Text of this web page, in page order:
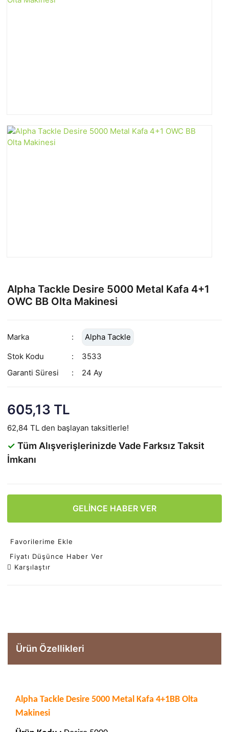
Alpha Tackle Desire 5000 Metal Kafa 4+1
OWC BB Olta Makinesi
Marka
Alpha Tackle
Stok Kodu
3533
Garanti Süresi
24 Ay
605,13 TL
62,84 TL den başlayan taksitlerle!
✓ Tüm Alışverişlerinizde Vade Farksız Taksit
İmkanı
GELİNCE HABER VER
Favorilerime Ekle
Fiyatı Düşünce Haber Ver
Karşılaştır
Ürün Özellikleri
Alpha Tackle Desire 5000 Metal Kafa 4+1BB Olta
Makinesi